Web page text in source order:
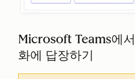
Microsoft Teams에
화에 답장하기